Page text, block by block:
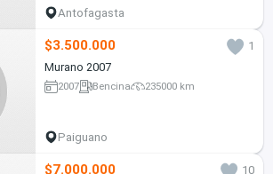
Antofagasta
$3.500.000
1
Murano 2007
2007 Bencina 235000 km
Paiguano
$7.000.000
10